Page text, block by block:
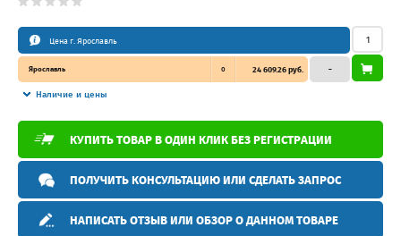
Цена г. Ярославль
Ярославль 0 24 609.26 руб.
Наличие и цены
–
КУПИТЬ ТОВАР В ОДИН КЛИК БЕЗ РЕГИСТРАЦИИ
ПОЛУЧИТЬ КОНСУЛЬТАЦИЮ ИЛИ СДЕЛАТЬ ЗАПРОС
НАПИСАТЬ ОТЗЫВ ИЛИ ОБЗОР О ДАННОМ ТОВАРЕ